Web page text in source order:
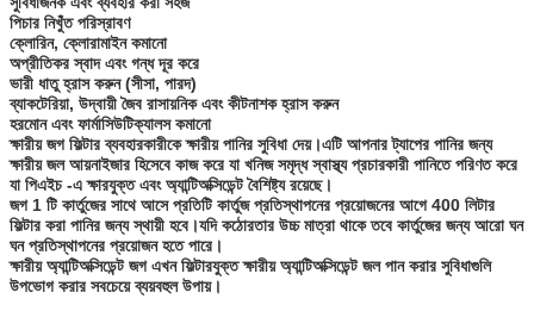
পিচার নিখুঁত পরিস্রাবণ
ক্লোরিন, ক্লোরামাইন কমানো
অপ্রীতিকর স্বাদ এবং গন্ধ দূর করে
ভারী ধাতু হ্রাস করুন (সীসা, পারদ)
ব্যাকটেরিয়া, উদ্বায়ী জৈব রাসায়নিক এবং কীটনাশক হ্রাস করুন
হরমোন এবং ফার্মাসিউটিক্যালস কমানো
ক্ষারীয় জগ ফিল্টার ব্যবহারকারীকে ক্ষারীয় পানির সুবিধা দেয়।এটি আপনার ট্যাপের পানির জন্য
ক্ষারীয় জল আয়নাইজার হিসেবে কাজ করে যা খনিজ সমৃদ্ধ স্বাস্থ্য প্রচারকারী পানিতে পরিণত করে
যা পিএইচ -এ ক্ষারযুক্ত এবং অ্যান্টিঅক্সিডেন্ট বৈশিষ্ট্য রয়েছে।
জগ 1 টি কার্তুজের সাথে আসে প্রতিটি কার্তুজ প্রতিস্থাপনের প্রয়োজনের আগে 400 লিটার
ফিল্টার করা পানির জন্য স্থায়ী হবে।যদি কঠোরতার উচ্চ মাত্রা থাকে তবে কার্তুজের জন্য আরো ঘন
ঘন প্রতিস্থাপনের প্রয়োজন হতে পারে।
ক্ষারীয় অ্যান্টিঅক্সিডেন্ট জগ এখন ফিল্টারযুক্ত ক্ষারীয় অ্যান্টিঅক্সিডেন্ট জল পান করার সুবিধাগুলি
উপভোগ করার সবচেয়ে ব্যয়বহুল উপায়।